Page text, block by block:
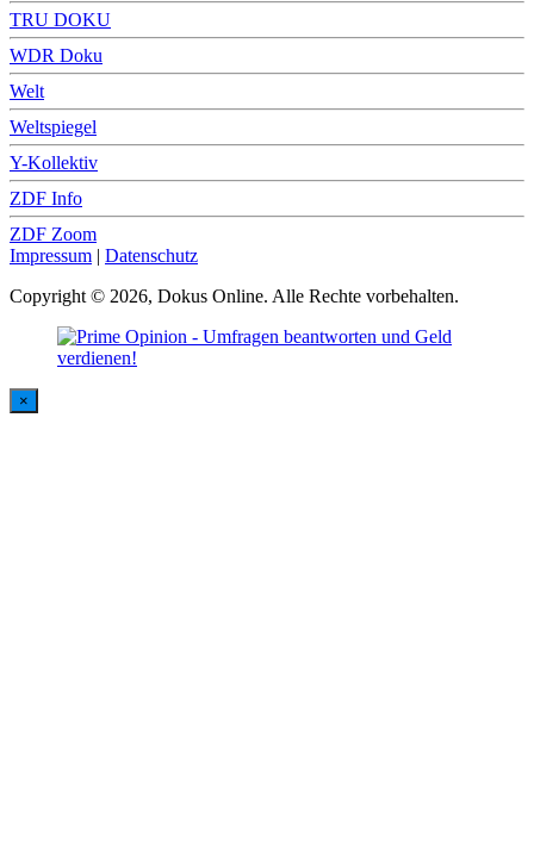
TRU DOKU
WDR Doku
Welt
Weltspiegel
Y-Kollektiv
ZDF Info
ZDF Zoom
Impressum | Datenschutz
Copyright © 2026, Dokus Online. Alle Rechte vorbehalten.
×